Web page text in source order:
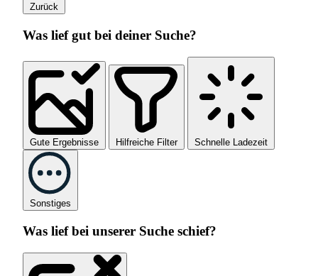
Zurück
Was lief gut bei deiner Suche?
Gute Ergebnisse Hilfreiche Filter Schnelle Ladezeit
Sonstiges
Was lief bei unserer Suche schief?